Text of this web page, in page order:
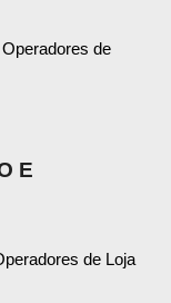
de
E
de Loja